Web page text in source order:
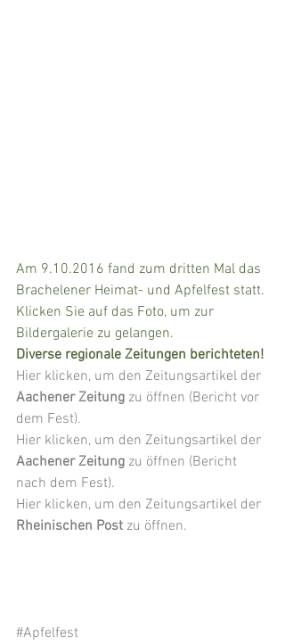
Am 9.10.2016 fand zum dritten Mal das
Brachelener Heimat- und Apfelfest statt.
Klicken Sie auf das Foto, um zur
Bildergalerie zu gelangen.
Diverse regionale Zeitungen berichteten!
Hier klicken, um den Zeitungsartikel der
Aachener Zeitung zu öffnen (Bericht vor
dem Fest).
​Hier klicken, um den Zeitungsartikel der
Aachener Zeitung zu öffnen (Bericht
nach dem Fest).
Hier klicken, um den Zeitungsartikel der
Rheinischen Post zu öffnen.
#Apfelfest